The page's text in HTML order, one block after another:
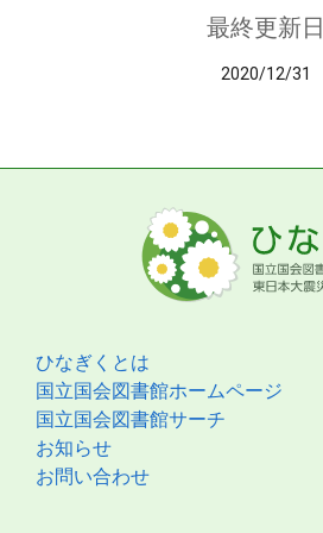
最終更新日
2020/12/31
ひなぎくとは
国立国会図書館ホームページ
国立国会図書館サーチ
お知らせ
お問い合わせ